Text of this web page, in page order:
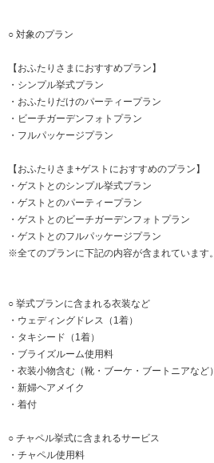
○ 対象のプラン
【おふたりさまにおすすめプラン】
・シンプル挙式プラン
・おふたりだけのパーティープラン
・ビーチガーデンフォトプラン
・フルパッケージプラン
【おふたりさま+ゲストにおすすめのプラン】
・ゲストとのシンプル挙式プラン
・ゲストとのパーティープラン
・ゲストとのビーチガーデンフォトプラン
・ゲストとのフルパッケージプラン
※全てのプランに下記の内容が含まれています。
○ 挙式プランに含まれる衣装など
・ウェディングドレス（1着）
・タキシード（1着）
・ブライズルーム使用料
・衣装小物含む（靴・ブーケ・ブートニアなど）
・新婦ヘアメイク
・着付
○ チャペル挙式に含まれるサービス
・チャペル使用料